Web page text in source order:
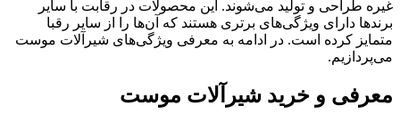
غیره طراحی و تولید می‌شوند. این محصولات در رقابت با سایر
برندها دارای ویژگی‌های برتری هستند که آن‌ها را از سایر رقبا
متمایز کرده است. در ادامه به معرفی ویژگی‌های شیرآلات موست
می‌پردازیم.
معرفی و خرید شیرآلات موست